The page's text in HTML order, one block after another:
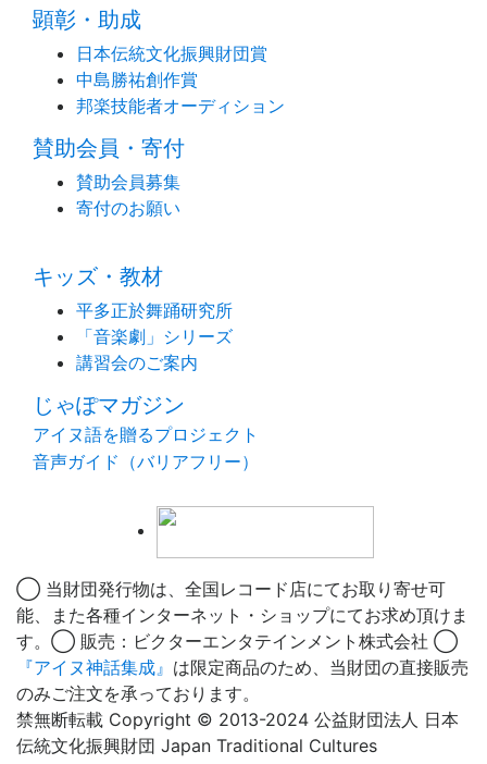
顕彰・助成
日本伝統文化振興財団賞
中島勝祐創作賞
邦楽技能者オーディション
賛助会員・寄付
賛助会員募集
寄付のお願い
キッズ・教材
平多正於舞踊研究所
「音楽劇」シリーズ
講習会のご案内
じゃぽマガジン
アイヌ語を贈るプロジェクト
音声ガイド（バリアフリー）
◯ 当財団発行物は、全国レコード店にてお取り寄せ可
能、また各種インターネット・ショップにてお求め頂けま
す。◯ 販売：ビクターエンタテインメント株式会社 ◯
『アイヌ神話集成』 は限定商品のため、当財団の直接販売
のみご注文を承っております。
禁無断転載 Copyright © 2013-2024 公益財団法人 日本
伝統文化振興財団 Japan Traditional Cultures